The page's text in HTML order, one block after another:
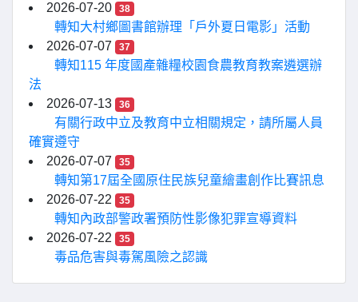
2026-07-20
38
轉知大村鄉圖書館辦理「戶外夏日電影」活動
2026-07-07
37
轉知115 年度國產雜糧校園食農教育教案遴選辦
法
2026-07-13
36
有關行政中立及教育中立相關規定，請所屬人員
確實遵守
2026-07-07
35
轉知第17屆全國原住民族兒童繪畫創作比賽訊息
2026-07-22
35
轉知內政部警政署預防性影像犯罪宣導資料
2026-07-22
35
毒品危害與毒駕風險之認識